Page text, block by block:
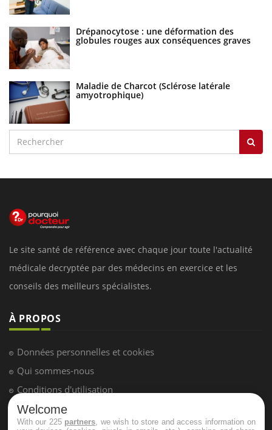
Drépanocytose : une déformation des
globules rouges aux conséquences graves
Maladie de Charcot (Sclérose latérale
amyotrophique)
Le site santé de référence avec chaque jour toute l'actualité
médicale decryptée par des médecins en exercice et les
conseils des meilleurs spécialistes.
À PROPOS
Données personnelles et cookies
Qui sommes-nous
Conditions d'utilisation
Plan du site
Mentions Légales
Welcome
With our 225 partners , we wish to store and access information on